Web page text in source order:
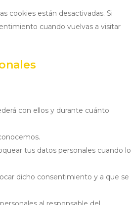
cookies están desactivadas. Si
cuando vuelvas a visitar
con ellos y durante cuánto
tus datos personales cuando lo
dicho consentimiento y a que se